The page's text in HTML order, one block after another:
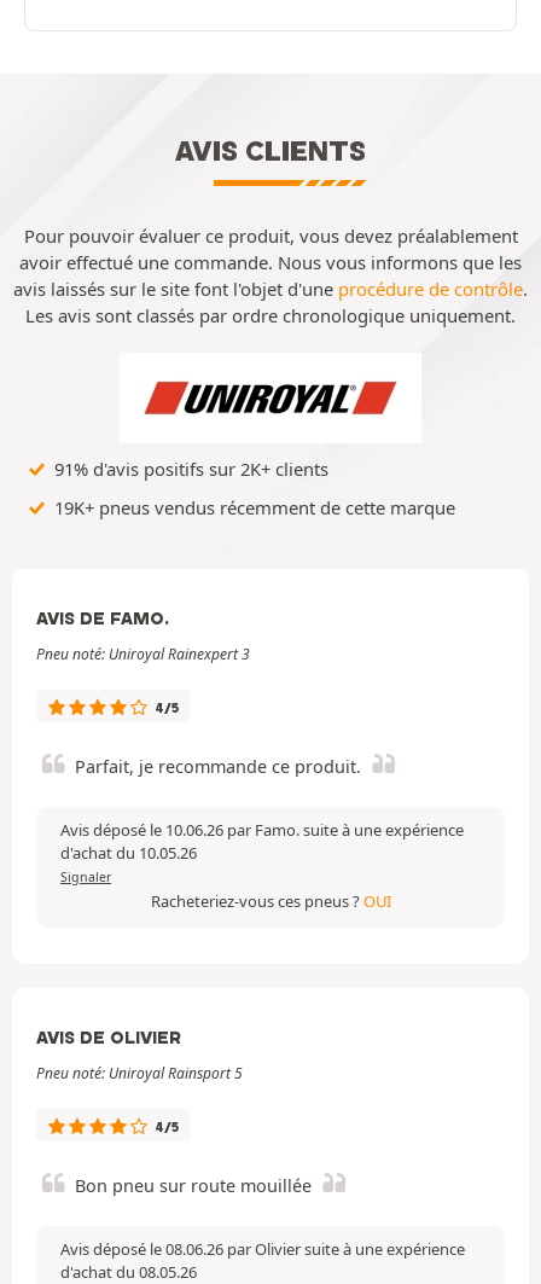
AVIS CLIENTS
Pour pouvoir évaluer ce produit, vous devez préalablement
avoir effectué une commande. Nous vous informons que les
avis laissés sur le site font l'objet d'une procédure de contrôle.
Les avis sont classés par ordre chronologique uniquement.
91% d'avis positifs sur 2K+ clients
19K+ pneus vendus récemment de cette marque
AVIS DE FAMO.
Pneu noté: Uniroyal Rainexpert 3
4/5
Parfait, je recommande ce produit.
Avis déposé le 10.06.26 par Famo. suite à une expérience
d'achat du 10.05.26
Signaler
Racheteriez-vous ces pneus ?OUI
AVIS DE OLIVIER
Pneu noté: Uniroyal Rainsport 5
4/5
Bon pneu sur route mouillée
Avis déposé le 08.06.26 par Olivier suite à une expérience
d'achat du 08.05.26